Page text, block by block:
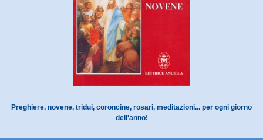
Preghiere, novene, tridui, coroncine, rosari, meditazioni... per ogni giorno
dell'anno!